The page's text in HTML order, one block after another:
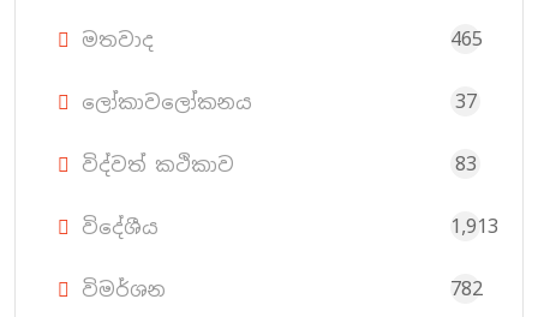
මතවාද 465
ලෝකාවලෝකනය 37
විද්වත් කථිකාව 83
විදේශීය 1,913
විමර්ශන 782